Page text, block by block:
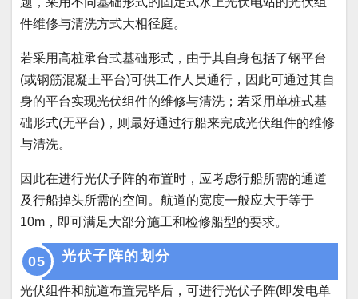
件维修与清洗方式大相径庭。
若采用高桩承台式基础形式，由于其自身包括了钢平台
(或钢筋混凝土平台)可供工作人员通行， 因此可通过其自
身的平台实现光伏组件的维修与清洗； 若采用单桩式基
础形式(无平台)，则最好通过行船来完成光伏组件的维修
与清洗。
因此在进行光伏子阵的布置时，应考虑行船所需的通道
及行船掉头所需的空间。 航道的宽度一般应大于等于
10m，即可满足大部分施工和检修船型的要求。
05 光伏子阵的划分
光伏组件和航道布置完毕后，可进行光伏子阵(即发电单